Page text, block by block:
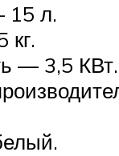
л.
кг.
— 3,5 КВт.